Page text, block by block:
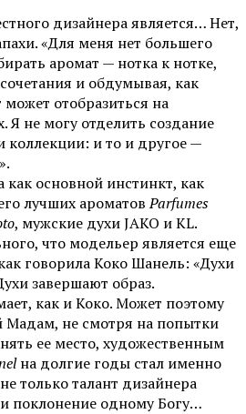
дизайнера является… Нет,
«Для меня нет большего
аромат — нотка к нотке,
и обдумывая, как
отобразиться на
Я не могу отделить создание
коллекции: и то и другое —
основной инстинкт, как
лучших ароматовParfumes
, мужские духи JAKO и KL.
что модельер является еще
говорила Коко Шанель: «Духи
завершают образ.
как и Коко. Может поэтому
Мадам, не смотря на попытки
ее место, художественным
на долгие годы стал именно
только талант дизайнера
поклонение одному Богу…